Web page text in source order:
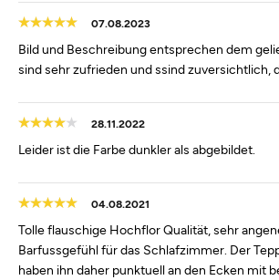
07.08.2023
Bild und Beschreibung entsprechen dem
sind sehr zufrieden und ssind zuversichtlich,
28.11.2022
Leider ist die Farbe dunkler als abgebildet.
04.08.2021
Tolle flauschige Hochflor Qualität, sehr
Barfussgefühl für das Schlafzimmer. Der
haben ihn daher punktuell an den Ecken mit